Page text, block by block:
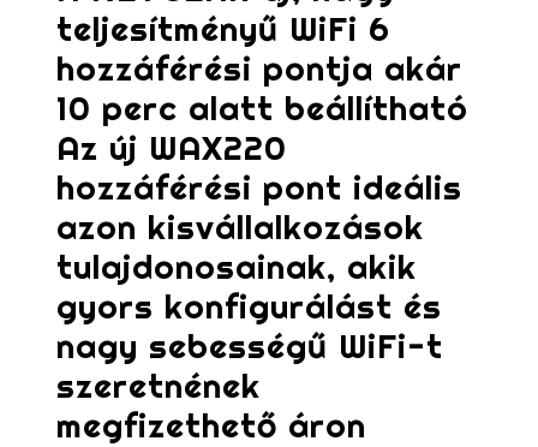
teljesítményű WiFi 6
hozzáférési pontja akár
10 perc alatt beállítható
Az új WAX220
hozzáférési pont ideális
azon kisvállalkozások
tulajdonosainak, akik
gyors konfigurálást és
nagy sebességű WiFi-t
szeretnének
megfizethető áron